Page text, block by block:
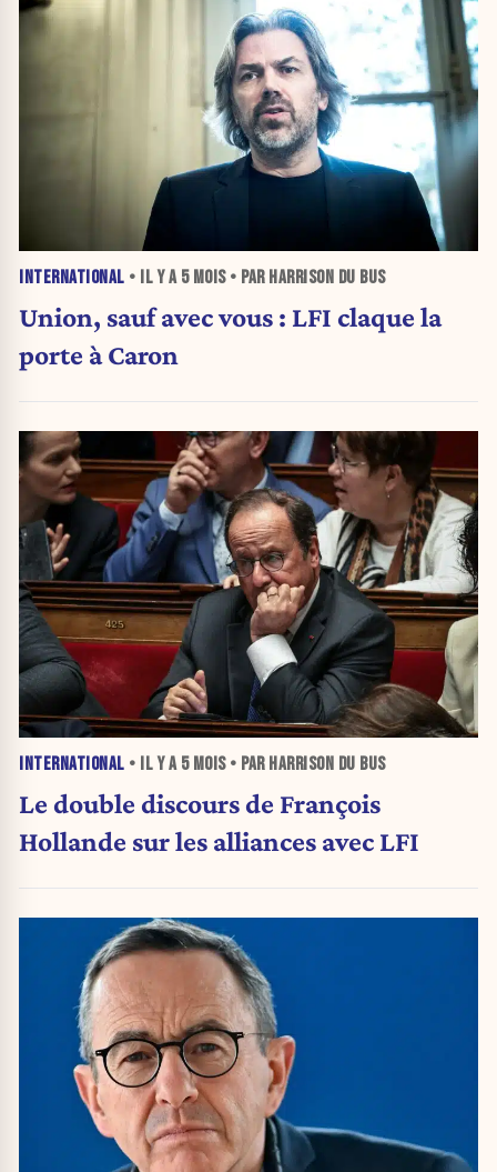
INTERNATIONAL • IL Y A 5 MOIS• PAR HARRISON DU BUS
Union, sauf avec vous : LFI claque la
porte à Caron
INTERNATIONAL • IL Y A 5 MOIS• PAR HARRISON DU BUS
Le double discours de François
Hollande sur les alliances avec LFI